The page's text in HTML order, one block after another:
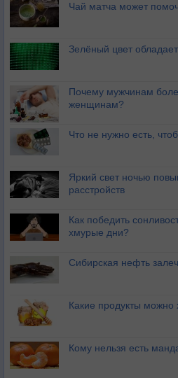
Чай матча может
Зелёный цвет
Почему мужчинам
женщинам?
Что не нужно есть,
Яркий свет ночью
расстройств
Как победить
хмурые дни?
Сибирская нефть
Какие продукты можно
Кому нельзя есть